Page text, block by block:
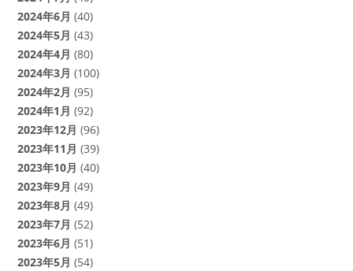
2024年6月 (40)
2024年5月 (43)
2024年4月 (80)
2024年3月 (100)
2024年2月 (95)
2024年1月 (92)
2023年12月 (96)
2023年11月 (39)
2023年10月 (40)
2023年9月 (49)
2023年8月 (49)
2023年7月 (52)
2023年6月 (51)
2023年5月 (54)